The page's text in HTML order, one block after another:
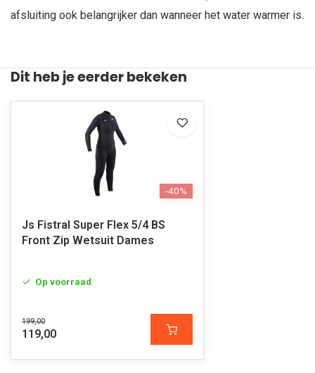
afsluiting ook belangrijker dan wanneer het water warmer is.
Dit heb je eerder bekeken
-40%
Js Fistral Super Flex 5/4 BS
Front Zip Wetsuit Dames
Op voorraad
199,00
119,00